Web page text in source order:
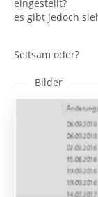
eingestellt?
es gibt jedoch
Seltsam oder?
Bilder